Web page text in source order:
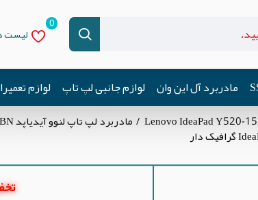
لیست
0
مادربرد آل این وان لوازم جانبی لپ تاپ لوازم
مادربرد لپ تاپ لنوو آیدیاپد Lenovo IdeaPad Y520-15IKBN